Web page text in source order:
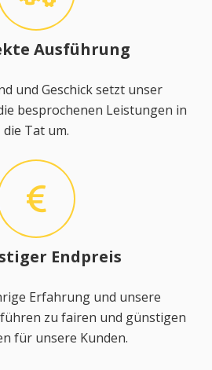
Ausführung
und Geschick setzt unser
besprochenen Leistungen in
die Tat um.
Endpreis
Erfahrung und unsere
zu fairen und günstigen
für unsere Kunden.